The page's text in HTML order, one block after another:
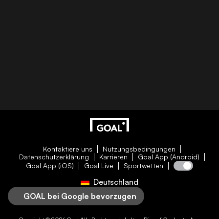
Kontaktiere uns
Nutzungsbedingungen
Datenschutzerklärung
Karrieren
Goal App (Android)
Goal App (iOS)
Goal Live Sportwetten
Deutschland
GOAL bei Google bevorzugen